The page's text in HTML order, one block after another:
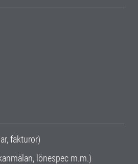
fakturor)
lönespec m.m.)